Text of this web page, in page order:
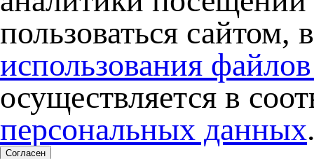
пользоваться
использования
осуществляется в
персональных данных
Согласен